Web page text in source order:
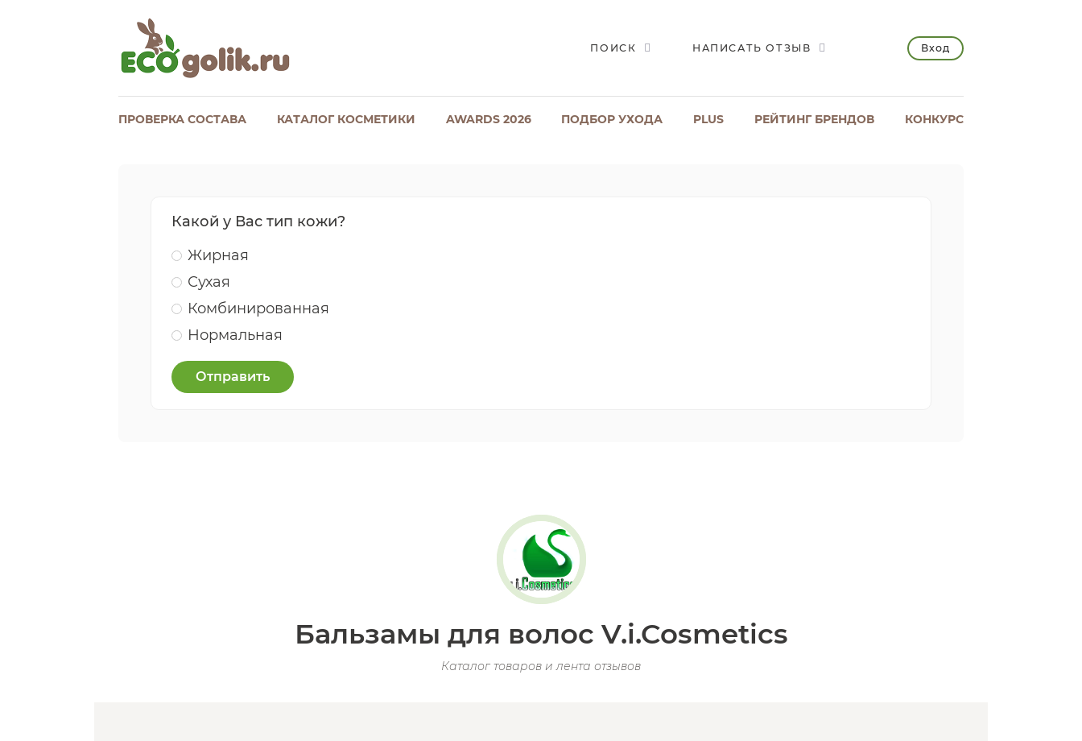
ПОИСК НАПИСАТЬ ОТЗЫВ Вход
ПРОВЕРКА СОСТАВА КАТАЛОГ КОСМЕТИКИ AWARDS 2026 ПОДБОР УХОДА PLUS РЕЙТИНГ БРЕНДОВ КОНКУРС
Какой у Вас тип кожи?
Жирная
Сухая
Комбинированная
Нормальная
Отправить
Бальзамы для волос V.i.Cosmetics
Каталог товаров и лента отзывов